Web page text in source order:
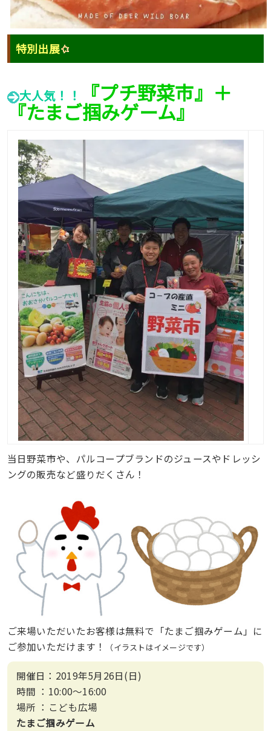
特別出展
大人気！！ 『プチ野菜市』＋
『たまご掴みゲーム』
当日野菜市や、パルコープブランドのジュースやドレッシ
ングの販売など盛りだくさん！
ご来場いただいたお客様は無料で「たまご掴みゲーム」に
ご参加いただけます！
（イラストはイメージです）
開催日：2019年5月26日(日)
時間 ：10:00～16:00
場所 ：こども広場
たまご掴みゲーム